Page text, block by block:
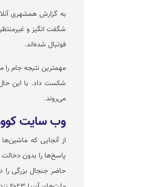
به گزارش همشهری
شگفت انگیز و
فوتبال شده‌اند.
مهمترین نتیجه جام را
شکست داد. با این
می‌روند.
وب سایت
از آنجایی که
پاسخ‌ها را بدون
حاضر جنجال بزرگی را